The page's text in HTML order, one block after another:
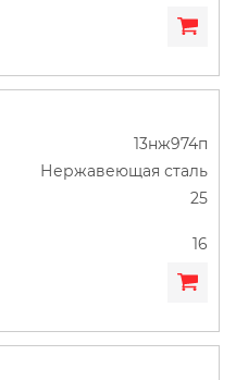
13нж974п
Нержавеющая сталь
25
16